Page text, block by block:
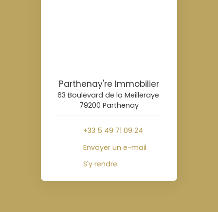
Parthenay're Immobilier
63 Boulevard de la Meilleraye
79200 Parthenay
+33 5 49 71 09 24
Envoyer un e-mail
S'y rendre